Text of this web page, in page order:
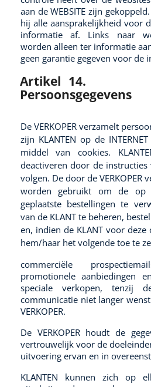
aan de WEBSITE zijn
hij alle aansprakelijkheid voor
informatie af. Links naar
worden alleen ter informatie
geen garantie gegeven voor de
Artikel 14.
Persoonsgegevens
De VERKOPER verzamelt
zijn KLANTEN op de
middel van cookies.
deactiveren door de
volgen. De door de VERKOPER
worden gebruikt om de op
geplaatste bestellingen te
van de KLANT te beheren,
en, indien de KLANT voor deze
hem/haar het volgende toe te
commerciële
promotionele aanbiedingen
speciale verkopen, tenzij
communicatie niet langer
VERKOPER.
De VERKOPER houdt de
vertrouwelijk voor de
uitvoering ervan en in
KLANTEN kunnen zich op